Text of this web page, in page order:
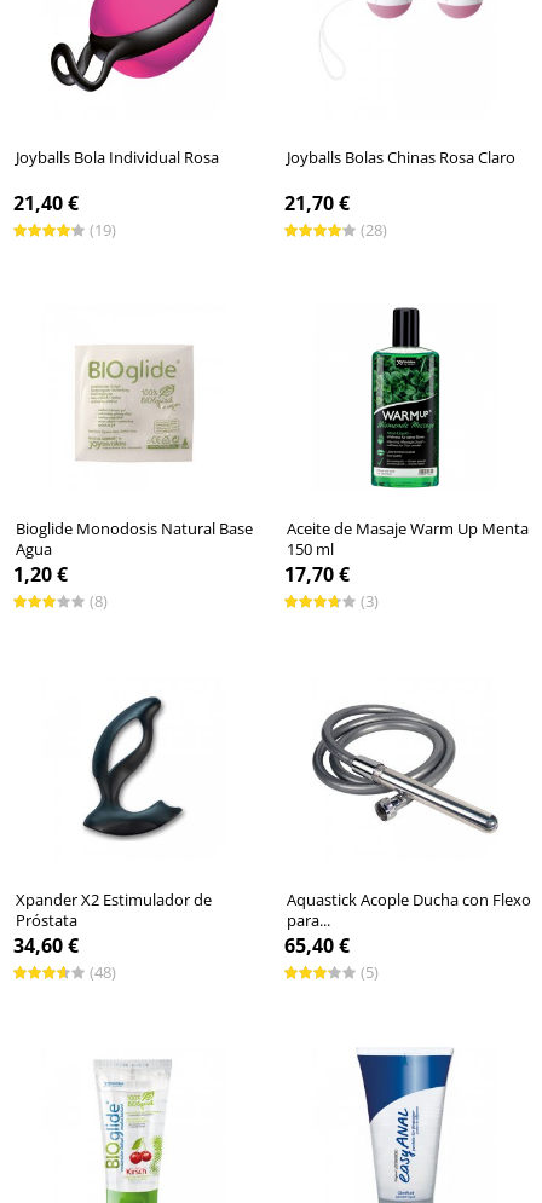
Joyballs Bola Individual Rosa
21,40 €
(19)
Joyballs Bolas Chinas Rosa Claro
21,70 €
(28)
Bioglide Monodosis Natural Base
Agua
1,20 €
(8)
Aceite de Masaje Warm Up Menta
150 ml
17,70 €
(3)
Xpander X2 Estimulador de
Próstata
34,60 €
(48)
Aquastick Acople Ducha con Flexo
para...
65,40 €
(5)